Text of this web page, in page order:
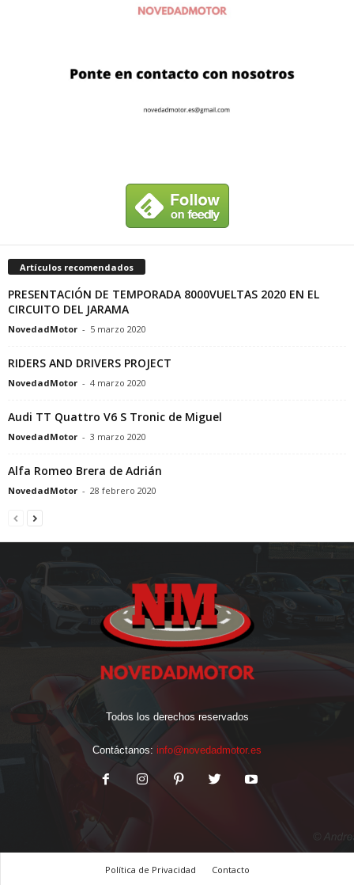
Artículos recomendados
PRESENTACIÓN DE TEMPORADA 8000VUELTAS 2020 EN EL
CIRCUITO DEL JARAMA
NovedadMotor - 5 marzo 2020
RIDERS AND DRIVERS PROJECT
NovedadMotor - 4 marzo 2020
Audi TT Quattro V6 S Tronic de Miguel
NovedadMotor - 3 marzo 2020
Alfa Romeo Brera de Adrián
NovedadMotor - 28 febrero 2020
Todos los derechos reservados
Contáctanos: info@novedadmotor.es
Política de Privacidad Contacto